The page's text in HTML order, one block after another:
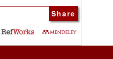
Share